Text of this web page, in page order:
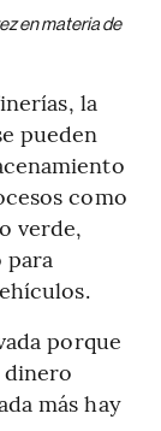
en materia de
la
pueden
como
verde,
porque
dinero
más hay